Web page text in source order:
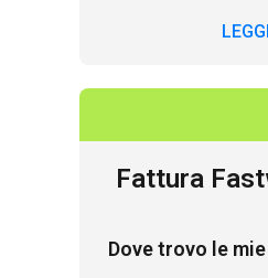
Fattura
Dove trovo le